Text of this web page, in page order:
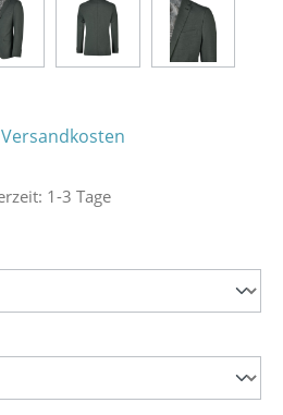
1-3 Tage